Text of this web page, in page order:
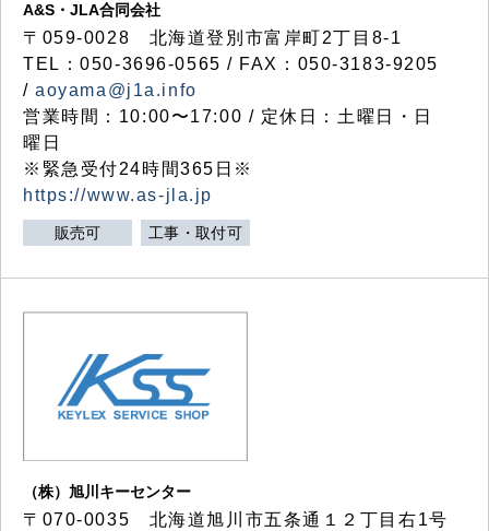
A&S・JLA合同会社
〒 059-0028 北海道登別市富岸町2丁目 8-1
TEL：050-3696-0565 / FAX：050-3183-9205
/aoyama@j1a.info
営業時間：10:00〜17:00 / 定休日：土曜日・日
曜日
※緊急受付24時間365日※
https://www.as-jla.jp
販売可 工事・取付可
（株）旭川キーセンター
〒070-0035 北海道旭川市五条通１２丁目右1号